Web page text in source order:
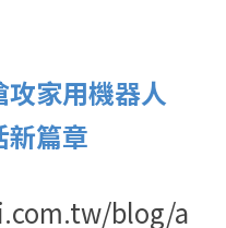
家用機器人
新篇章
blog/a